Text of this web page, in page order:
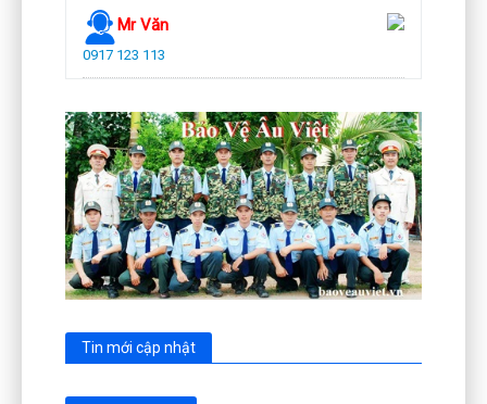
Mr Văn
0917 123 113
Tin mới cập nhật